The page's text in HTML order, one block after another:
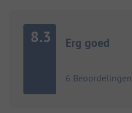
8.3 Erg goed
6 Beoordelingen